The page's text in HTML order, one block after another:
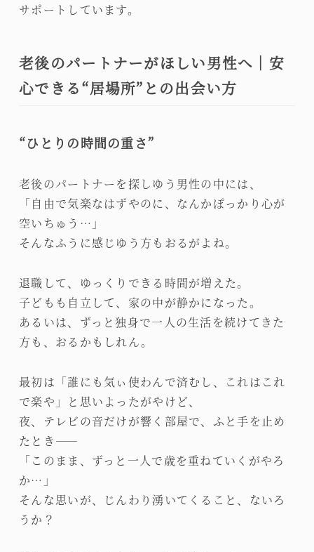
サポートしています。
老後のパートナーがほしい男性へ｜安
心できる“居場所”との出会い方
“ひとりの時間の重さ”
老後のパートナーを探しゆう男性の中には、
「自由で気楽なはずやのに、なんかぽっかり心が
空いちゅう…」
そんなふうに感じゆう方もおるがよね。
退職して、ゆっくりできる時間が増えた。
子どもも自立して、家の中が静かになった。
あるいは、ずっと独身で一人の生活を続けてきた
方も、おるかもしれん。
最初は「誰にも気ぃ使わんで済むし、これはこれ
で楽や」と思いよったがやけど、
夜、テレビの音だけが響く部屋で、ふと手を止め
たとき――
「このまま、ずっと一人で歳を重ねていくがやろ
か…」
そんな思いが、じんわり湧いてくること、ないろ
うか？